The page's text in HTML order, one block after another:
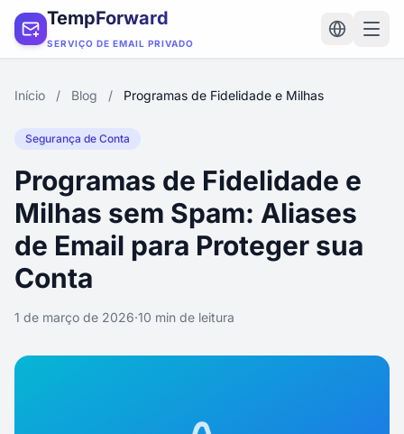
TempForward
SERVIÇO DE EMAIL PRIVADO
Início / Blog / Programas de Fidelidade e Milhas
Segurança de Conta
Programas de Fidelidade e
Milhas sem Spam: Aliases
de Email para Proteger sua
Conta
1 de março de 2026·10 min de leitura